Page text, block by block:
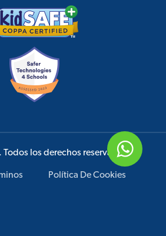
los derechos reservados.
Política De Cookies